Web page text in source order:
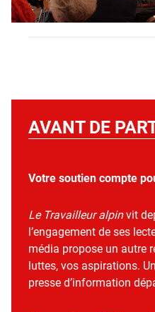
AVANT DE
Votre soutien compte
Le Travailleur alpinvit
l’engagement de ses
média propose un autre
luttes, vos aspirations.
presse d’information